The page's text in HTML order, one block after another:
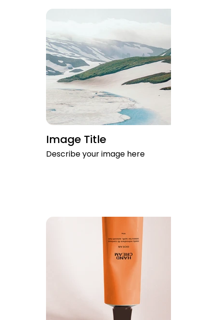
Image Title
Describe your image here